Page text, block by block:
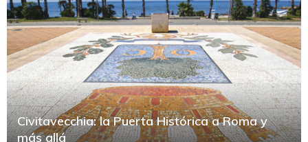
Civitavecchia: la Puerta Histórica a Roma y
más allá